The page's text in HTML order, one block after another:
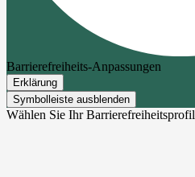
Barrierefreiheits-Anpassungen
Erklärung
Symbolleiste ausblenden
Wählen Sie Ihr Barrierefreiheitsprofil